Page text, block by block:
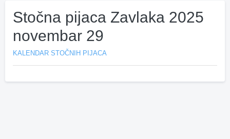
Stočna pijaca Zavlaka 2025
novembar 29
KALENDAR STOČNIH PIJACA